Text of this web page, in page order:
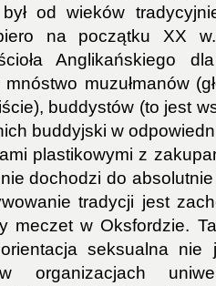
od wieków
na początku XX
Anglikańskiego
muzułmanów
buddystów (to jest
buddyjski w
plastikowymi z
dochodzi do
tradycji jest
meczet w Oksfordzie.
seksualna nie